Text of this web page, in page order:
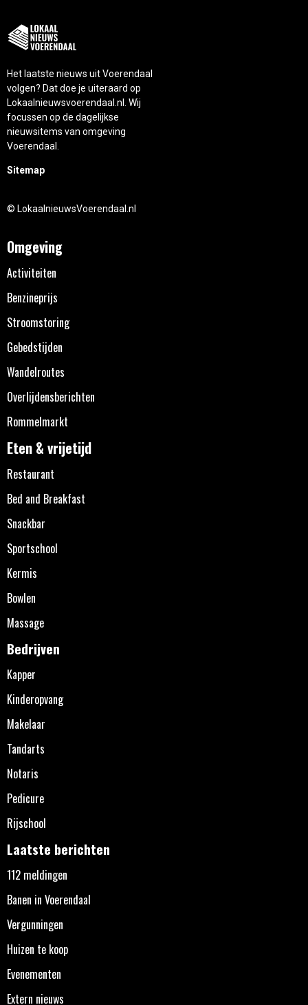
Het laatste nieuws uit Voerendaal
volgen? Dat doe je uiteraard op
Lokaalnieuwsvoerendaal.nl. Wij
focussen op de dagelijkse
nieuwsitems van omgeving
Voerendaal.
Sitemap
© LokaalnieuwsVoerendaal.nl
Omgeving
Activiteiten
Benzineprijs
Stroomstoring
Gebedstijden
Wandelroutes
Overlijdensberichten
Rommelmarkt
Eten & vrijetijd
Restaurant
Bed and Breakfast
Snackbar
Sportschool
Kermis
Bowlen
Massage
Bedrijven
Kapper
Kinderopvang
Makelaar
Tandarts
Notaris
Pedicure
Rijschool
Laatste berichten
112 meldingen
Banen in Voerendaal
Vergunningen
Huizen te koop
Evenementen
Extern nieuws